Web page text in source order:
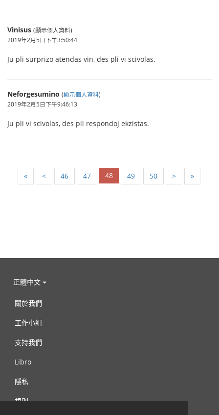
Vinisus (顯示個人資料)
2019年2月5日下午3:50:44
Ju pli surprizo atendas vin, des pli vi scivolas.
Neforgesumino (顯示個人資料)
2019年2月5日下午9:46:13
Ju pli vi scivolas, des pli respondoj ekzistas.
« < 46 47 48 49 50 > »
正體中文
關於我們
工作小組
支持我們
Libro
隱私
規則